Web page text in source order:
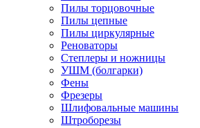
Пилы торцовочные
Пилы цепные
Пилы циркулярные
Реноваторы
Степлеры и ножницы
УШМ (болгарки)
Фены
Фрезеры
Шлифовальные машины
Штроборезы